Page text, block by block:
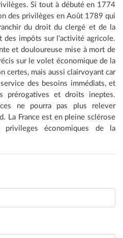
Si tout à débuté en 1774
des privilèges en Août 1789 qui
du droit du clergé et de la
des impôts sur l'activité agricole.
et douloureuse mise à mort de
sur le volet économique de la
certes, mais aussi clairvoyant car
des besoins immédiats, et
prérogatives et droits ineptes.
ne pourra pas plus relever
La France est en pleine sclérose
économiques de la